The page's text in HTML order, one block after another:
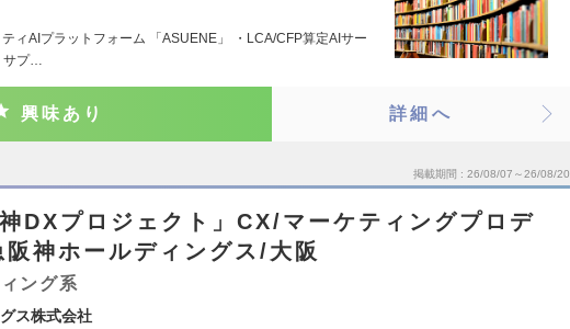
ティAIプラットフォーム 「ASUENE」 ・LCA/CFP算定AIサー
プ…
興味あり 詳細へ
掲載期間 26/08/07～26/08/20
神DXプロジェクト」CX/マーケティングプロデ
神ホールディングス/大阪
ング系
ス株式会社